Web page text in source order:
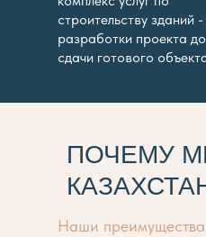
строительству зданий
разработки проекта до
сдачи готового
ПОЧЕМУ
Наши преимущества